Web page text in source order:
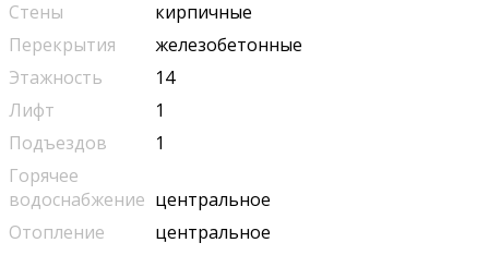
Стены
кирпичные
Перекрытия
железобетонные
Этажность
14
Лифт
1
Подъездов
1
Горячее
водоснабжение центральное
Отопление
центральное